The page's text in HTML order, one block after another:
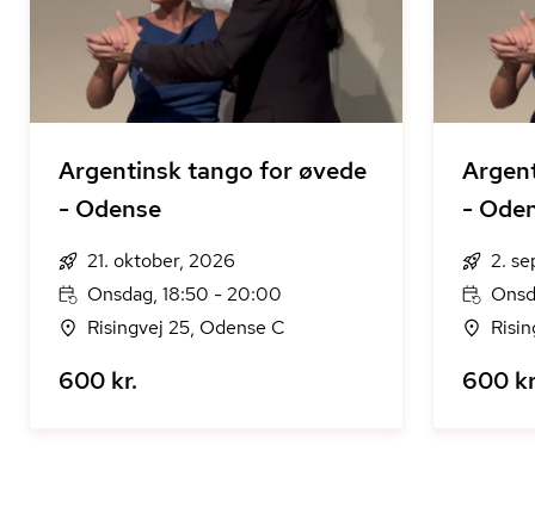
Argentinsk tango for øvede
- Odense
21. oktober, 2026
Onsdag, 18:50 - 20:00
Risingvej 25, Odense C
600 kr.
-
2.
600